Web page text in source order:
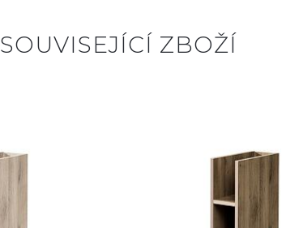
SOUVISEJÍCÍ ZBOŽÍ